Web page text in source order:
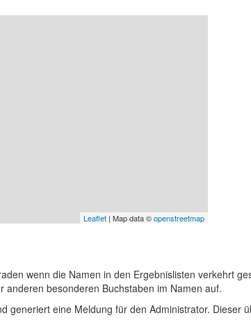
Leaflet | Map data ©openstreetmap
wenn die Namen in den Ergebnislisten verkehrt
besonderen Buchstaben im Namen auf.
eine Meldung für den Administrator. Dieser